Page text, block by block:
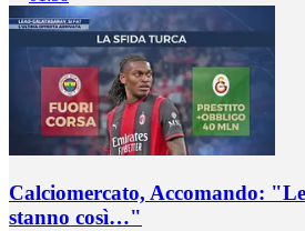
Calciomercato, Accomando:
stanno così…"